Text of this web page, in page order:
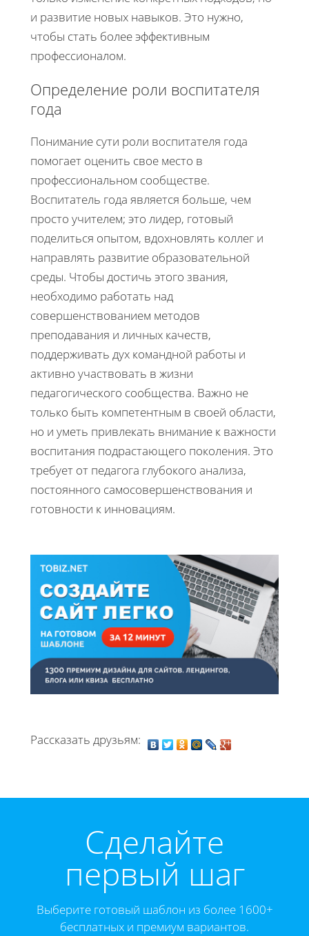
и развитие новых навыков. Это нужно,
чтобы стать более эффективным
профессионалом.
Определение роли воспитателя
года
Понимание сути роли воспитателя года
помогает оценить свое место в
профессиональном сообществе.
Воспитатель года является больше, чем
просто учителем; это лидер, готовый
поделиться опытом, вдохновлять коллег и
направлять развитие образовательной
среды. Чтобы достичь этого звания,
необходимо работать над
совершенствованием методов
преподавания и личных качеств,
поддерживать дух командной работы и
активно участвовать в жизни
педагогического сообщества. Важно не
только быть компетентным в своей области,
но и уметь привлекать внимание к важности
воспитания подрастающего поколения. Это
требует от педагога глубокого анализа,
постоянного самосовершенствования и
готовности к инновациям.
Рассказать друзьям:
Cделайте
первый шаг
Выберите готовый шаблон из более 1600+
бесплатных и премиум вариантов.